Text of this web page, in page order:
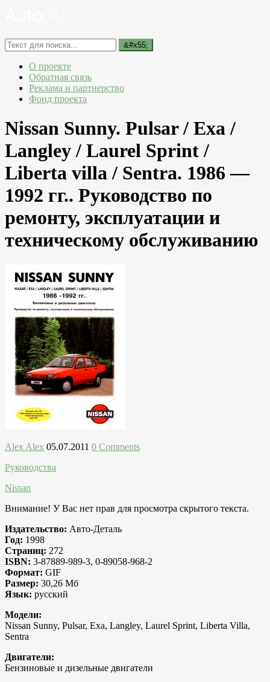
О проекте
Обратная связь
Реклама и партнерство
Фонд проекта
Nissan Sunny. Pulsar / Exa /
Langley / Laurel Sprint /
Liberta villa / Sentra. 1986 —
1992 гг.. Руководство по
ремонту, эксплуатации и
техническому обслуживанию
Alex Alex 05.07.2011 0 Comments
Руководства
Nissan
Внимание! У Вас нет прав для просмотра скрытого текста.
Издательство: Авто-Деталь
Год: 1998
Страниц: 272
ISBN: 3-87889-989-3, 0-89058-968-2
Формат: GIF
Размер: 30,26 Мб
Язык: русский
Модели:
Nissan Sunny, Pulsar, Exa, Langley, Laurel Sprint, Liberta Villa,
Sentra
Двигатели:
Бензиновые и дизельные двигатели